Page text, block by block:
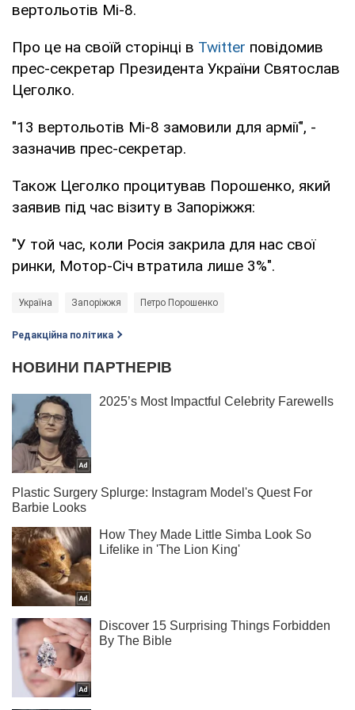
вертольотів Мі-8.
Про це на своїй сторінці в Twitter повідомив
прес-секретар Президента України Святослав
Цеголко.
"13 вертольотів Мі-8 замовили для армії", -
зазначив прес-секретар.
Також Цеголко процитував Порошенко, який
заявив під час візиту в Запоріжжя:
"У той час, коли Росія закрила для нас свої
ринки, Мотор-Січ втратила лише 3%".
Україна Запоріжжя Петро Порошенко
Редакційна політика